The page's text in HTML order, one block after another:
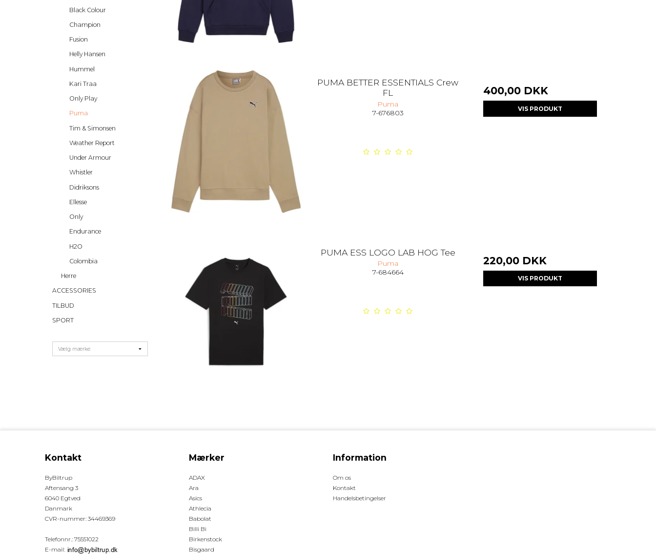
Black Colour
Champion
Fusion
Helly Hansen
Hummel
Kari Traa
Only Play
Puma
Tim & Simonsen
Weather Report
Under Armour
Whistler
Didriksons
Ellesse
Only
Endurance
H2O
Colombia
Herre
ACCESSORIES
TILBUD
SPORT
PUMA BETTER ESSENTIALS Crew
FL
Puma
7-676803
400,00 DKK
VIS PRODUKT
PUMA ESS LOGO LAB HOG Tee
Puma
7-684664
220,00 DKK
VIS PRODUKT
Kontakt
ByBiltrup
Aftensang 3
6040 Egtved
Danmark
CVR-nummer: 34469369
Telefonnr.: 75551022
E-mail:
Mærker
ADAX
Ara
Asics
Athlecia
Babolat
Billi Bi
Birkenstock
Bisgaard
Information
Om os
Kontakt
Handelsbetingelser